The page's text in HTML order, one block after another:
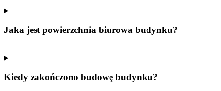
+−
Jaka jest powierzchnia biurowa budynku?
+−
Kiedy zakończono budowę budynku?